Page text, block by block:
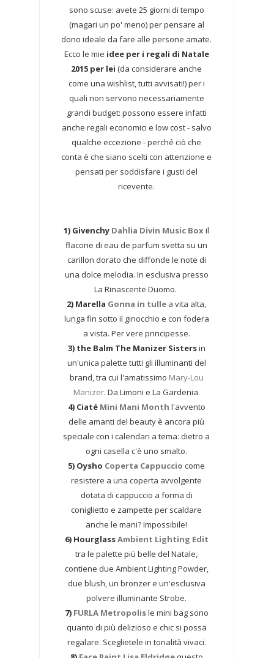
sono scuse: avete 25 giorni di tempo
(magari un po' meno) per pensare al
dono ideale da fare alle persone amate.
Ecco le mie idee per i regali di Natale
2015 per lei (da considerare anche
come una wishlist, tutti avvisati!) per i
quali non servono necessariamente
grandi budget: possono essere infatti
anche regali economici e low cost - salvo
qualche eccezione - perché ciò che
conta è che siano scelti con attenzione e
pensati per soddisfare i gusti del
ricevente.
1) Givenchy Dahlia Divin Music Box il
flacone di eau de parfum svetta su un
carillon dorato che diffonde le note di
una dolce melodia. In esclusiva presso
La Rinascente Duomo.
2) Marella Gonna in tulle a vita alta,
lunga fin sotto il ginocchio e con fodera
a vista. Per vere principesse.
3) the Balm The Manizer Sistersin
un'unica palette tutti gli illuminanti del
brand, tra cui l'amatissimo Mary-Lou
Manizer. Da Limoni e La Gardenia.
4) Ciaté Mini Mani Month l'avvento
delle amanti del beauty è ancora più
speciale con i calendari a tema: dietro a
ogni casella c'è uno smalto.
5) Oysho Coperta Cappuccio come
resistere a una coperta avvolgente
dotata di cappuccio a forma di
coniglietto e zampette per scaldare
anche le mani? Impossibile!
6) HourglassAmbient Lighting Edit
tra le palette più belle del Natale,
contiene due Ambient Lighting Powder,
due blush, un bronzer e un'esclusiva
polvere illuminante Strobe.
7) FURLA Metropolisle mini bag sono
quanto di più delizioso e chic si possa
regalare. Sceglietele in tonalità vivaci.